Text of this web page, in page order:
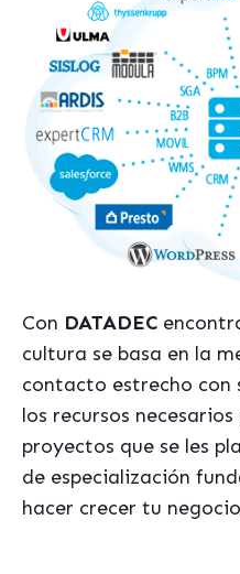
Con DATADEC
cultura se basa en la
contacto estrecho con
los recursos
proyectos que se les
de especialización
hacer crecer tu